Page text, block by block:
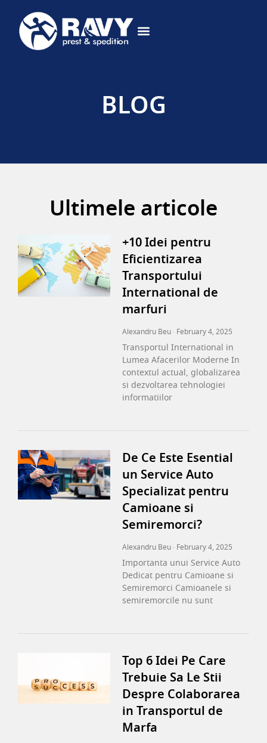
BLOG
Ultimele articole
+10 Idei pentru
Eficientizarea
Transportului
International de
marfuri
Alexandru Beu February 4, 2025
Transportul International in
Lumea Afacerilor Moderne In
contextul actual, globalizarea
si dezvoltarea tehnologiei
informatiilor
De Ce Este Esential
un Service Auto
Specializat pentru
Camioane si
Semiremorci?
Alexandru Beu February 4, 2025
Importanta unui Service Auto
Dedicat pentru Camioane si
Semiremorci Camioanele si
semiremorcile nu sunt
Top 6 Idei Pe Care
Trebuie Sa Le Stii
Despre Colaborarea
in Transportul de
Marfa